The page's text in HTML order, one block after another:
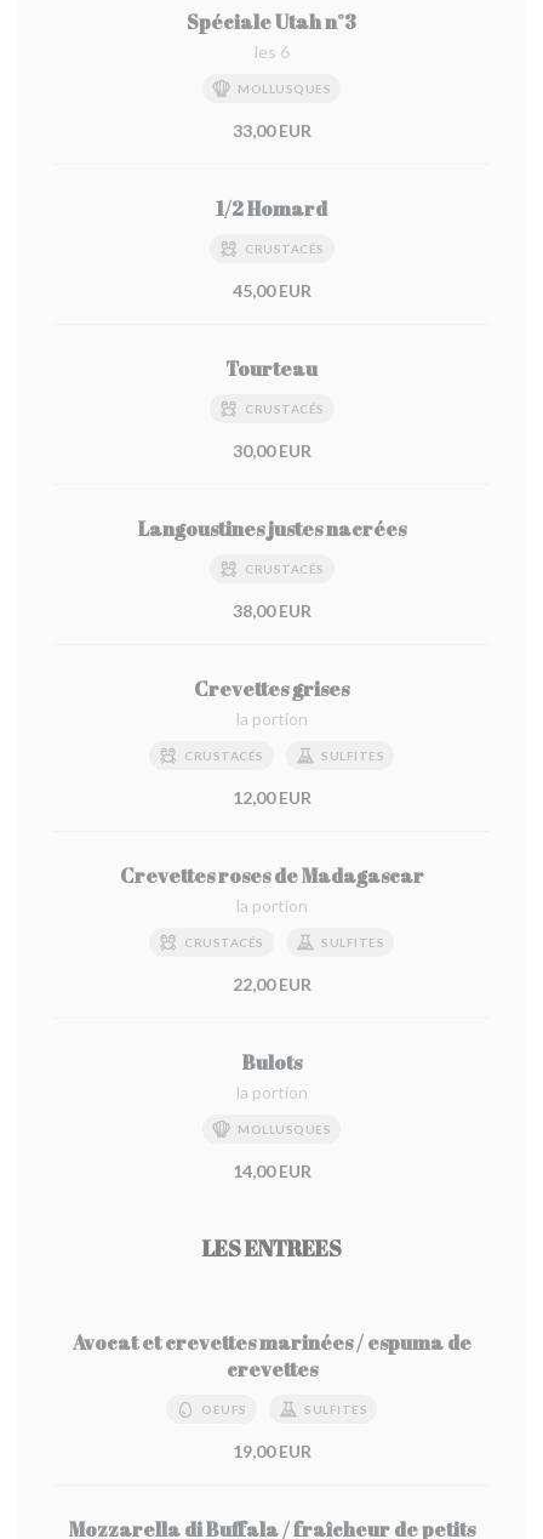
Spéciale Utah n°3
les 6
MOLLUSQUES
33,00 EUR
1/2 Homard
CRUSTACÉS
45,00 EUR
Tourteau
CRUSTACÉS
30,00 EUR
Langoustines justes nacrées
CRUSTACÉS
38,00 EUR
Crevettes grises
la portion
CRUSTACÉS SULFITES
12,00 EUR
Crevettes roses de Madagascar
la portion
CRUSTACÉS SULFITES
22,00 EUR
Bulots
la portion
MOLLUSQUES
14,00 EUR
LES ENTREES
Avocat et crevettes marinées / espuma de
crevettes
OEUFS SULFITES
19,00 EUR
Mozzarella di Buffala / fraîcheur de petits